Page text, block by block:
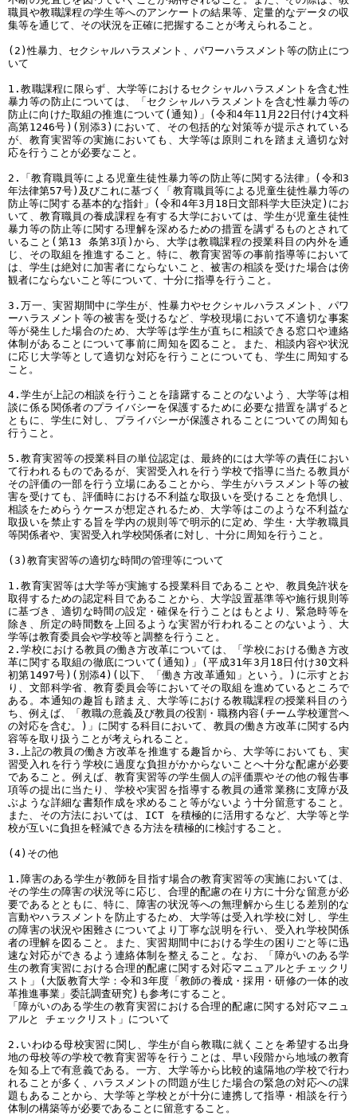
職員や教職課程の学生等へのアンケートの結果等、定量的なデータの収
集等を通じて、その状況を正確に把握することが考えられること。
(2)性暴力、セクシャルハラスメント、パワーハラスメント等の防止につ
いて
1.教職課程に限らず、大学等におけるセクシャルハラスメントを含む性
暴力等の防止については、「セクシャルハラスメントを含む性暴力等の
防止に向けた取組の推進について(通知)」(令和4年11月22日付け4文科
高第1246号)(別添3)において、その包括的な対策等が提示されている
が、教育実習等の実施においても、大学等は原則これを踏まえ適切な対
応を行うことが必要なこと。
2.「教育職員等による児童生徒性暴力等の防止等に関する法律」(令和3
年法律第57号)及びこれに基づく「教育職員等による児童生徒性暴力等の
防止等に関する基本的な指針」(令和4年3月18日文部科学大臣決定)にお
いて、教育職員の養成課程を有する大学においては、学生が児童生徒性
暴力等の防止等に関する理解を深めるための措置を講ずるものとされて
いること(第13 条第3項)から、大学は教職課程の授業科目の内外を通
じ、その取組を推進すること。特に、教育実習等の事前指導等において
は、学生は絶対に加害者にならないこと、被害の相談を受けた場合は傍
観者にならないこと等について、十分に指導を行うこと。
3.万一、実習期間中に学生が、性暴力やセクシャルハラスメント、パワ
ーハラスメント等の被害を受けるなど、学校現場において不適切な事案
等が発生した場合のため、大学等は学生が直ちに相談できる窓口や連絡
体制があることについて事前に周知を図ること。また、相談内容や状況
に応じ大学等として適切な対応を行うことについても、学生に周知する
こと。
4.学生が上記の相談を行うことを躊躇することのないよう、大学等は相
談に係る関係者のプライバシーを保護するために必要な措置を講ずると
ともに、学生に対し、プライバシーが保護されることについての周知も
行うこと。
5.教育実習等の授業科目の単位認定は、最終的には大学等の責任におい
て行われるものであるが、実習受入れを行う学校で指導に当たる教員が
その評価の一部を行う立場にあることから、学生がハラスメント等の被
害を受けても、評価時における不利益な取扱いを受けることを危惧し、
相談をためらうケースが想定されるため、大学等はこのような不利益な
取扱いを禁止する旨を学内の規則等で明示的に定め、学生・大学教職員
等関係者や、実習受入れ学校関係者に対し、十分に周知を行うこと。
(3)教育実習等の適切な時間の管理等について
1.教育実習等は大学等が実施する授業科目であることや、教員免許状を
取得するための認定科目であることから、大学設置基準等や施行規則等
に基づき、適切な時間の設定・確保を行うことはもとより、緊急時等を
除き、所定の時間数を上回るような実習が行われることのないよう、大
学等は教育委員会や学校等と調整を行うこと。
2.学校における教員の働き方改革については、「学校における働き方改
革に関する取組の徹底について(通知)」(平成31年3月18日付け30文科
初第1497号)(別添4)(以下、「働き方改革通知」という。)に示すとお
り、文部科学省、教育委員会等においてその取組を進めているところで
ある。本通知の趣旨も踏まえ、大学等における教職課程の授業科目のう
ち、例えば、「教職の意義及び教員の役割・職務内容(チーム学校運営へ
の対応を含む。)」に関する科目において、教員の働き方改革に関する内
容等を取り扱うことが考えられること。
3.上記の教員の働き方改革を推進する趣旨から、大学等においても、実
習受入れを行う学校に過度な負担がかからないことへ十分な配慮が必要
であること。例えば、教育実習等の学生個人の評価票やその他の報告事
項等の提出に当たり、学校や実習を指導する教員の通常業務に支障が及
ぶような詳細な書類作成を求めること等がないよう十分留意すること。
また、その方法においては、ICT を積極的に活用するなど、大学等と学
校が互いに負担を軽減できる方法を積極的に検討すること。
(4)その他
1.障害のある学生が教師を目指す場合の教育実習等の実施においては、
その学生の障害の状況等に応じ、合理的配慮の在り方に十分な留意が必
要であるとともに、特に、障害の状況等への無理解から生じる差別的な
言動やハラスメントを防止するため、大学等は受入れ学校に対し、学生
の障害の状況や困難さについてより丁寧な説明を行い、受入れ学校関係
者の理解を図ること。また、実習期間中における学生の困りごと等に迅
速な対応ができるよう連絡体制を整えること。なお、「障がいのある学
生の教育実習における合理的配慮に関する対応マニュアルとチェックリ
スト」(大阪教育大学：令和3年度「教師の養成・採用・研修の一体的改
革推進事業」委託調査研究)も参考にすること。
「障がいのある学生の教育実習における合理的配慮に関する対応マニュ
アルと チェックリスト」について
2.いわゆる母校実習に関し、学生が自ら教職に就くことを希望する出身
地の母校等の学校で教育実習等を行うことは、早い段階から地域の教育
を知る上で有意義である。一方、大学等から比較的遠隔地の学校で行わ
れることが多く、ハラスメントの問題が生じた場合の緊急の対応への課
題もあることから、大学等と学校とが十分に連携して指導・相談を行う
体制の構築等が必要であることに留意すること。